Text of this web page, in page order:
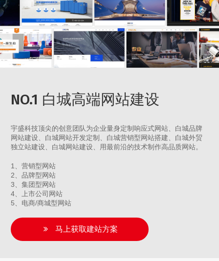
NO.1 白城高端网站建设
宇盛科技顶尖的创意团队为企业量身定制响应式网站、白城品牌
网站建设、白城网站开发定制、白城营销型网站搭建、白城外贸
独立站建设、白城网站建设、用最前沿的技术制作高品质网站。
1、营销型网站
2、品牌型网站
3、集团型网站
4、上市公司网站
5、电商/商城型网站
马上获取建站方案